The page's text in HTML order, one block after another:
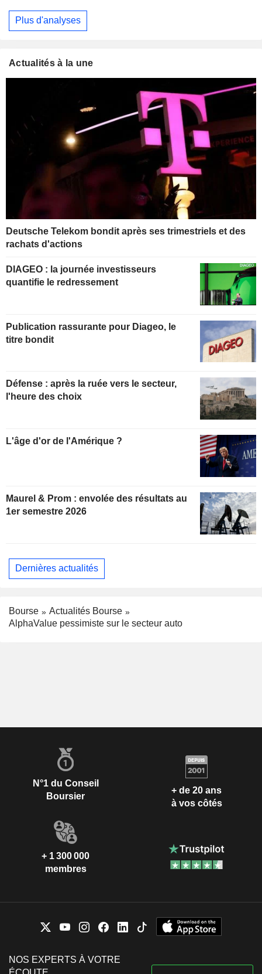
Plus d'analyses
Actualités à la une
Deutsche Telekom bondit après ses trimestriels et des
rachats d'actions
DIAGEO : la journée investisseurs
quantifie le redressement
Publication rassurante pour Diageo, le
titre bondit
Défense : après la ruée vers le secteur,
l'heure des choix
L'âge d'or de l'Amérique ?
Maurel & Prom : envolée des résultats au
1er semestre 2026
Dernières actualités
Bourse
Actualités Bourse
AlphaValue pessimiste sur le secteur auto
N°1 du Conseil
Boursier
+ de 20 ans
à vos côtés
+ 1 300 000
membres
NOS EXPERTS À VOTRE